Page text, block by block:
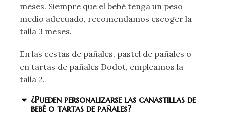
meses. Siempre que el bebé tenga un peso
medio adecuado, recomendamos escoger la
talla 3 meses.
En las cestas de pañales, pastel de pañales o
en tartas de pañales Dodot, empleamos la
talla 2.
¿Pueden personalizarse las canastillas de
bebé o tartas de pañales?